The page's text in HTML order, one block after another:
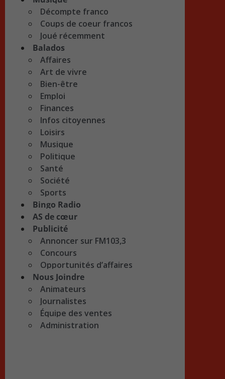
Décompte franco
Coups de coeur francos
Joué récemment
Balados
Affaires
Art de vivre
Bien-être
Emploi
Finances
Infos citoyennes
Loisirs
Musique
Politique
Santé
Société
Sports
Bingo Radio
AS de cœur
Publicité
Annoncer sur FM103,3
Concours
Opportunités d’affaires
Nous Joindre
Animateurs
Journalistes
Équipe des ventes
Administration